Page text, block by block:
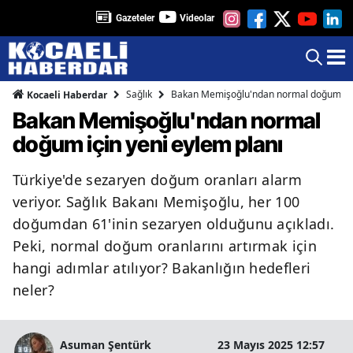
Gazeteler Videolar
Kocaeli Haberdar Sağlık Bakan Memişoğlu'ndan normal doğum
Bakan Memişoğlu'ndan normal
doğum için yeni eylem planı
Türkiye'de sezaryen doğum oranları alarm
veriyor. Sağlık Bakanı Memişoğlu, her 100
doğumdan 61'inin sezaryen olduğunu açıkladı.
Peki, normal doğum oranlarını artırmak için
hangi adımlar atılıyor? Bakanlığın hedefleri
neler?
Asuman Şentürk 23 Mayıs 2025 12:57